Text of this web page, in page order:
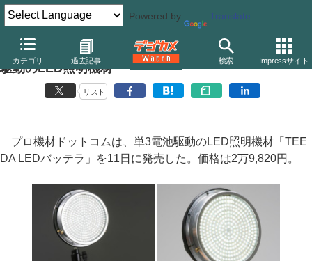
Powered by Translate
カテゴリ 過去記事 検索 Impressサイト
プロ機材ドットコム、クラス最大級の明るさで単3電池
駆動のLED照明機材
リスト
プロ機材ドットコムは、単3電池駆動のLED照明機材「TEE
DA LEDバッテラ」を11日に発売した。価格は2万9,820円。